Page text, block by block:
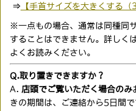
⇒ 【手首サイズを大きくする
※一点もの場合、通常は同種同
することはできません。詳しく
よくお読みください。
Q.取り置きできますか？
A. 店頭でご覧いただく場合のみ
きの期間は、ご連絡から5日間で